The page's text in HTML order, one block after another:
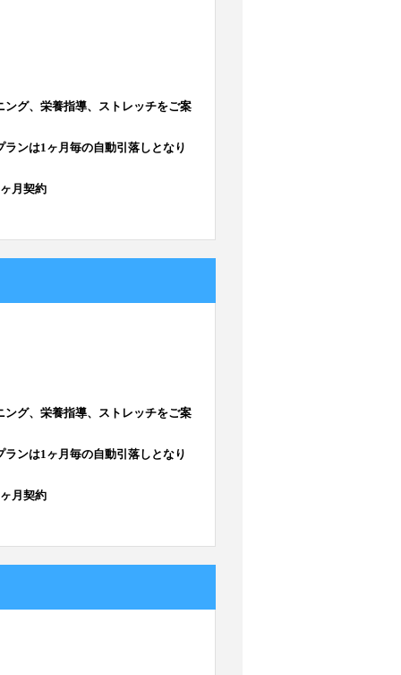
ング、栄養指導、ストレッチをご案
ンは1ヶ月毎の自動引落しとなり
月契約
ング、栄養指導、ストレッチをご案
ンは1ヶ月毎の自動引落しとなり
月契約